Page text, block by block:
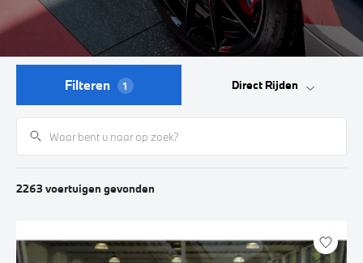
Filteren 1 Direct Rijden
2263 voertuigen gevonden